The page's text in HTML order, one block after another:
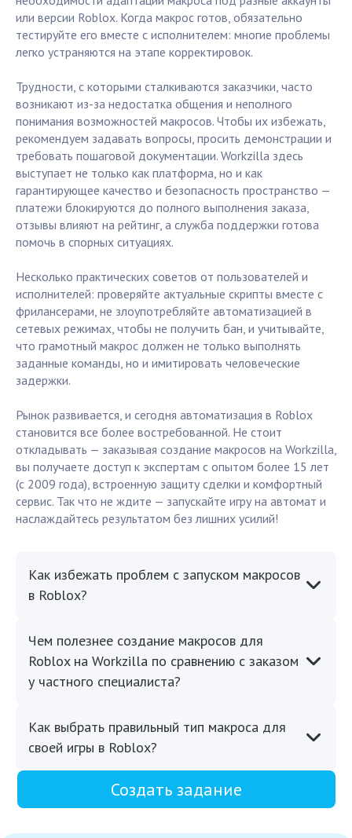
или версии Roblox. Когда макрос готов, обязательно
тестируйте его вместе с исполнителем: многие проблемы
легко устраняются на этапе корректировок.
Трудности, с которыми сталкиваются заказчики, часто
возникают из-за недостатка общения и неполного
понимания возможностей макросов. Чтобы их избежать,
рекомендуем задавать вопросы, просить демонстрации и
требовать пошаговой документации. Workzilla здесь
выступает не только как платформа, но и как
гарантирующее качество и безопасность пространство —
платежи блокируются до полного выполнения заказа,
отзывы влияют на рейтинг, а служба поддержки готова
помочь в спорных ситуациях.
Несколько практических советов от пользователей и
исполнителей: проверяйте актуальные скрипты вместе с
фрилансерами, не злоупотребляйте автоматизацией в
сетевых режимах, чтобы не получить бан, и учитывайте,
что грамотный макрос должен не только выполнять
заданные команды, но и имитировать человеческие
задержки.
Рынок развивается, и сегодня автоматизация в Roblox
становится все более востребованной. Не стоит
откладывать — заказывая создание макросов на Workzilla,
вы получаете доступ к экспертам с опытом более 15 лет
(с 2009 года), встроенную защиту сделки и комфортный
сервис. Так что не ждите — запускайте игру на автомат и
наслаждайтесь результатом без лишних усилий!
Как избежать проблем с запуском макросов
в Roblox?
Чем полезнее создание макросов для
Roblox на Workzilla по сравнению с заказом
у частного специалиста?
Как выбрать правильный тип макроса для
своей игры в Roblox?
Создать задание